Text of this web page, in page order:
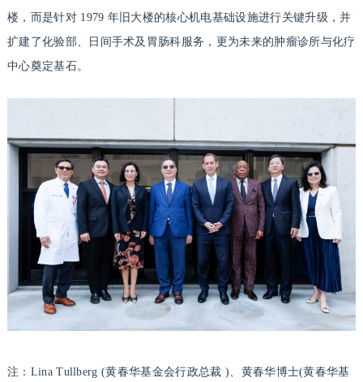
楼，而是针对 1979 年旧大楼的核心机电基础设施进行关键升级，并
扩建了化验部、日间手术及胃肠科服务，更为未来的肿瘤诊所与化疗
中心奠定基石。
注：Lina Tullberg (黄春华基金会行政总裁 )、黄春华博士(黄春华基